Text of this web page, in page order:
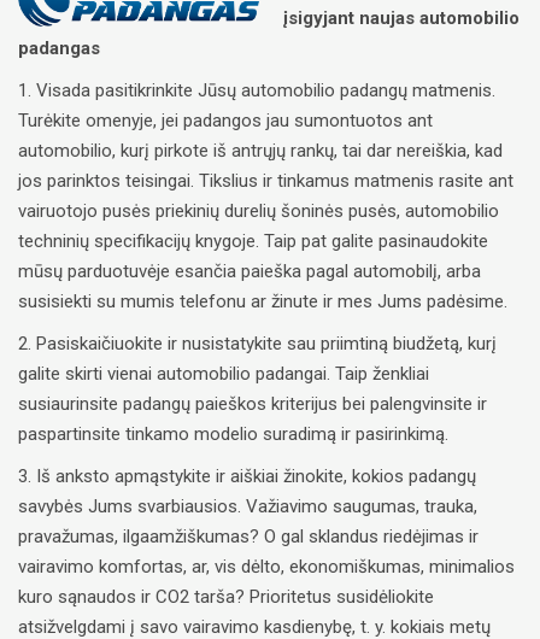
įsigyjant naujas automobilio
padangas
1. Visada pasitikrinkite Jūsų automobilio padangų matmenis.
Turėkite omenyje, jei padangos jau sumontuotos ant
automobilio, kurį pirkote iš antrųjų rankų, tai dar nereiškia, kad
jos parinktos teisingai. Tikslius ir tinkamus matmenis rasite ant
vairuotojo pusės priekinių durelių šoninės pusės, automobilio
techninių specifikacijų knygoje. Taip pat galite pasinaudokite
mūsų parduotuvėje esančia paieška pagal automobilį, arba
susisiekti su mumis telefonu ar žinute ir mes Jums padėsime.
2. Pasiskaičiuokite ir nusistatykite sau priimtiną biudžetą, kurį
galite skirti vienai automobilio padangai. Taip ženkliai
susiaurinsite padangų paieškos kriterijus bei palengvinsite ir
paspartinsite tinkamo modelio suradimą ir pasirinkimą.
3. Iš anksto apmąstykite ir aiškiai žinokite, kokios padangų
savybės Jums svarbiausios. Važiavimo saugumas, trauka,
pravažumas, ilgaamžiškumas? O gal sklandus riedėjimas ir
vairavimo komfortas, ar, vis dėlto, ekonomiškumas, minimalios
kuro sąnaudos ir CO2 tarša? Prioritetus susidėliokite
atsižvelgdami į savo vairavimo kasdienybę, t. y. kokiais metų